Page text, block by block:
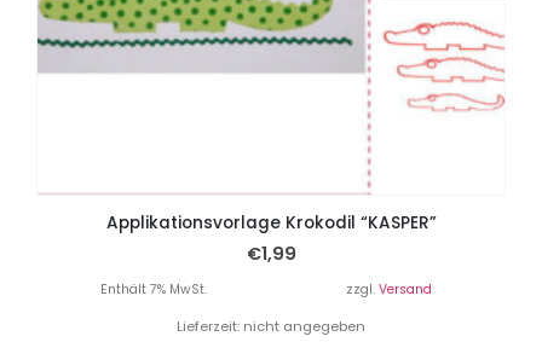
Applikationsvorlage Krokodil “KASPER”
€1,99
Enthält 7% MwSt. zzgl. Versand
Lieferzeit: nicht angegeben